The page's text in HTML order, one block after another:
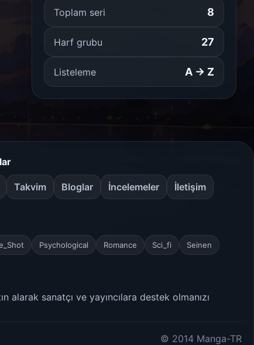
Toplam seri 8
Harf grubu 27
Listeleme A → Z
Takvim Bloglar İncelemeler İletişim
Psychological Romance Sci_fi Seinen
alarak sanatçı ve yayıncılara destek olmanızı
© 2014 Manga-TR